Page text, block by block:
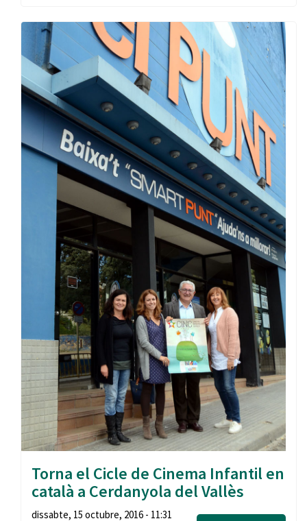
Torna el Cicle de Cinema Infantil en
català a Cerdanyola del Vallès
dissabte, 15 octubre, 2016 - 11:31